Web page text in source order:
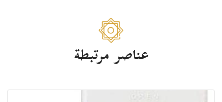
عناصر مرتبطة